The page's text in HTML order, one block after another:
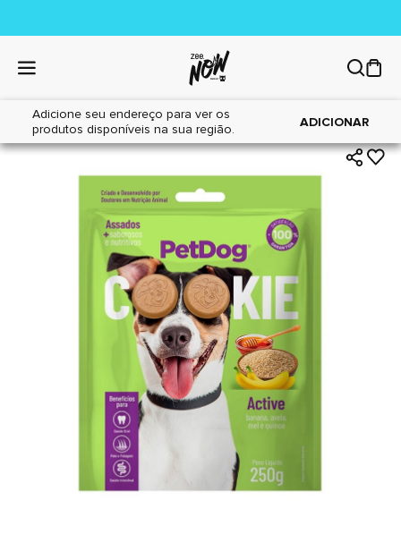
Adicione seu endereço para ver os
produtos disponíveis na sua região.
ADICIONAR
Home|Cães|Petiscos